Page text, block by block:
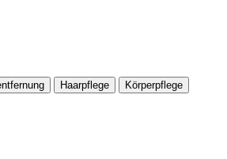
Haarpflege
Körperpflege